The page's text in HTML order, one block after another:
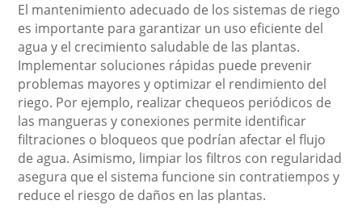
El mantenimiento adecuado de los sistemas de riego
es importante para garantizar un uso eficiente del
agua y el crecimiento saludable de las plantas.
Implementar soluciones rápidas puede prevenir
problemas mayores y optimizar el rendimiento del
riego. Por ejemplo, realizar chequeos periódicos de
las mangueras y conexiones permite identificar
filtraciones o bloqueos que podrían afectar el flujo
de agua. Asimismo, limpiar los filtros con regularidad
asegura que el sistema funcione sin contratiempos y
reduce el riesgo de daños en las plantas.